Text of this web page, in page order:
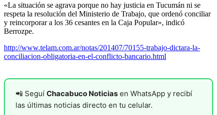
«La situación se agrava porque no hay justicia en Tucumán ni se
respeta la resolución del Ministerio de Trabajo, que ordenó conciliar
y reincorporar a los 36 cesantes en la Caja Popular», indicó
Berrozpe.
http://www.telam.com.ar/notas/201407/70155-trabajo-dictara-la-
conciliacion-obligatoria-en-el-conflicto-bancario.html
📲 Seguí Chacabuco Noticias en WhatsApp y recibí
las últimas noticias directo en tu celular.